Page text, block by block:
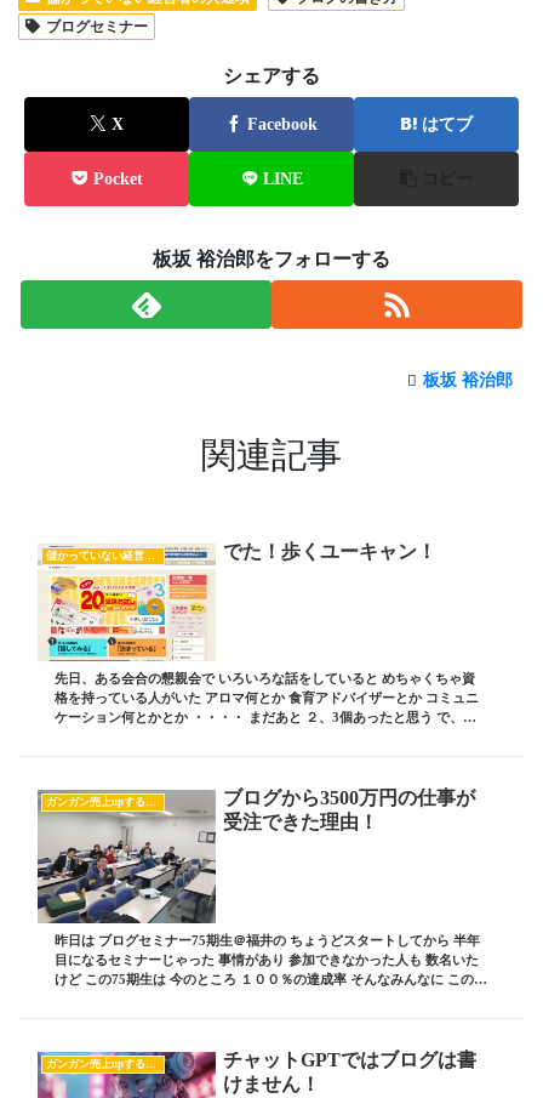
ブログセミナー
シェアする
X Facebook はてブ
Pocket LINE
板坂 裕治郎をフォローする
板坂 裕治郎
関連記事
儲かっていない経営者の共通項 でた！歩くユーキャン！
先日、ある会合の懇親会で いろいろな話をしていると めちゃくちゃ資
格を持っている人がいた アロマ何とか 食育アドバイザーとか コミュニ
ケーション何とかとか ・・・・ まだあと ２、3個あったと思う で、そ
ガンガン売上upするブログの書き方
ブログから3500万円の仕事が
受注できた理由！
昨日は ブログセミナー75期生＠福井の ちょうどスタートしてから 半年
目になるセミナーじゃった 事情があり 参加できなかった人も 数名いた
けど この75期生は 今のところ １００％の達成率 そんなみんなに この半
ガンガン売上upするブログの書き方
チャットGPTではブログは書
けません！